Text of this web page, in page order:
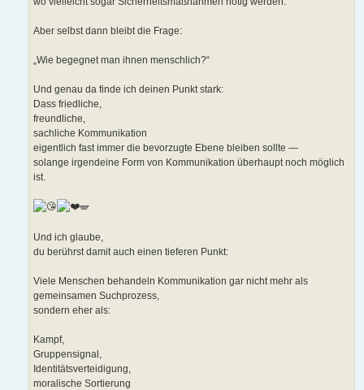
Aber selbst dann bleibt die Frage:
„Wie begegnet man ihnen menschlich?“
Und genau da finde ich deinen Punkt stark:
Dass friedliche,
freundliche,
sachliche Kommunikation
eigentlich fast immer die bevorzugte Ebene bleiben sollte —
solange irgendeine Form von Kommunikation überhaupt noch möglich
ist.
🪽
Und ich glaube,
du berührst damit auch einen tieferen Punkt:
Viele Menschen behandeln Kommunikation gar nicht mehr als
gemeinsamen Suchprozess,
sondern eher als:
Kampf,
Gruppensignal,
Identitätsverteidigung,
moralische Sortierung